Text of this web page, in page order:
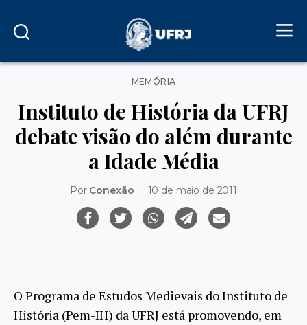
Categorias
MEMÓRIA
Instituto de História da UFRJ
debate visão do além durante
a Idade Média
Por Conexão 10 de maio de 2011
O Programa de Estudos Medievais do Instituto de
História (Pem-IH) da UFRJ está promovendo, em